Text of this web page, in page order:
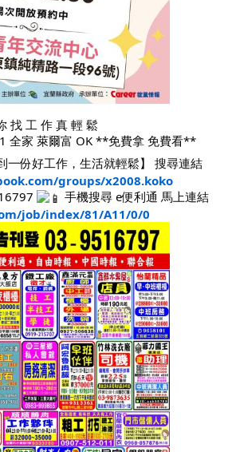
找 工 作 真 輕 鬆
全家 萊爾富 OK **免費拿 免費看**
一份好工作，生活就輕鬆】 搜尋連結
groups/x2008.koko
手機搜尋 e便利通 馬上連結
job/index/81/A11/0/0